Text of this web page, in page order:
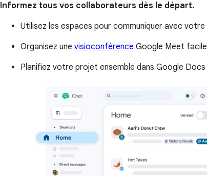
Informez tous vos collaborateurs dès le départ.
Utilisez les espaces pour communiquer avec
Organisez une visioconférence Google Meet
Planifiez votre projet ensemble dans Google Docs